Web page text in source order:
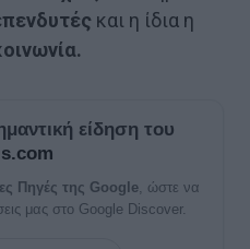
και η ίδια η
είδηση του
s.com
Πηγές της Google , ώστε να
μας στο Google Discover.